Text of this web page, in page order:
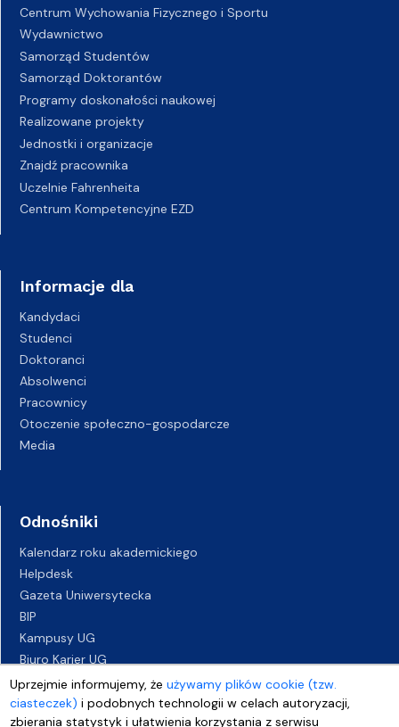
Uprzejmie informujemy, żeużywamy plików cookie (tzw.
ciasteczek) i podobnych technologii w celach autoryzacji,
zbierania statystyk i ułatwienia korzystania z serwisu
Centrum Wychowania Fizycznego i Sportu
Wydawnictwo
Samorząd Studentów
Samorząd Doktorantów
Programy doskonałości naukowej
Realizowane projekty
Jednostki i organizacje
Znajdź pracownika
Uczelnie Fahrenheita
Centrum Kompetencyjne EZD
Informacje dla
Kandydaci
Studenci
Doktoranci
Absolwenci
Pracownicy
Otoczenie społeczno-gospodarcze
Media
Odnośniki
Kalendarz roku akademickiego
Helpdesk
Gazeta Uniwersytecka
BIP
Kampusy UG
Biuro Karier UG
Oferty pracy
Deklaracja dostępności